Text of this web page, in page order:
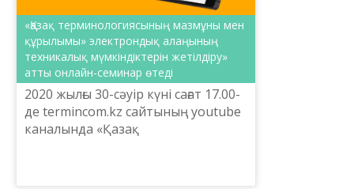
«Қазақ терминологиясының мазмұны мен
құрылымы» электрондық алаңының
техникалық мүмкіндіктерін жетілдіру»
атты онлайн-семинар өтеді
2020 жылғы 30-сәуір күні сағат 17.00-
де termincom.kz сайтының youtube
каналында «Қазақ